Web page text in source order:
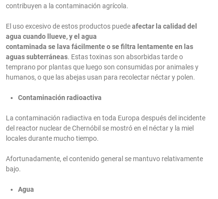
contribuyen a la contaminación agrícola.
El uso excesivo de estos productos puedeafectar la calidad del
agua cuando llueve, y el agua
contaminada se lava fácilmente o se filtra lentamente en las
aguas subterráneas. Estas toxinas son absorbidas tarde o
temprano por plantas que luego son consumidas por animales y
humanos, o que las abejas usan para recolectar néctar y polen.
Contaminación radioactiva
La contaminación radiactiva en toda Europa después del incidente
del reactor nuclear de Chernóbil se mostró en el néctar y la miel
locales durante mucho tiempo.
Afortunadamente, el contenido general se mantuvo relativamente
bajo.
Agua